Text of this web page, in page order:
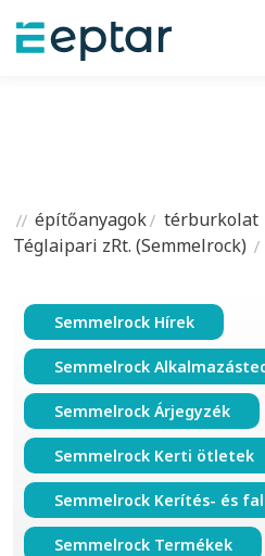
építőanyagok térburkolat
Téglaipari zRt. (Semmelrock)
Semmelrock Hírek
Semmelrock
Semmelrock Árjegyzék
Semmelrock Kerti ötletek
Semmelrock Kerítés- és
Semmelrock Termékek